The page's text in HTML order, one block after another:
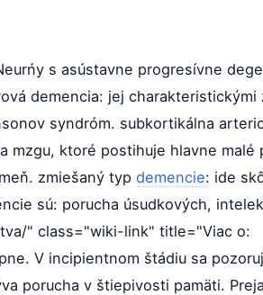
s asústavne progresívne
demencia: jej charakteristickými
syndróm. subkortikálna
mzgu, ktoré postihuje hlavne malé
zmiešaný typ demencie: ide
sú: porucha úsudkových,
" class="wiki-link" title="Viac o:
V incipientnom štádiu sa
porucha v štiepivosti pamäti.